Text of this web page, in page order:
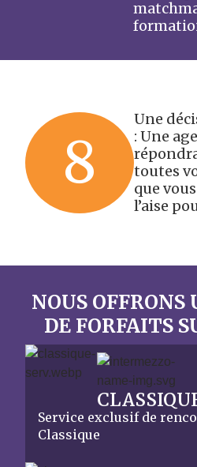
8
Une
: Une
toutes
que
l’aise
NOUS
DE FORFAITS
Service exclusif de
Classique